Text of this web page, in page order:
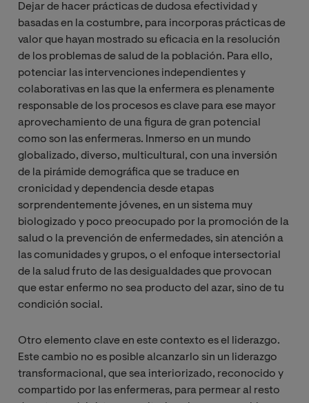
Dejar de hacer prácticas de dudosa efectividad y
basadas en la costumbre, para incorporas prácticas de
valor que hayan mostrado su eficacia en la resolución
de los problemas de salud de la población. Para ello,
potenciar las intervenciones independientes y
colaborativas en las que la enfermera es plenamente
responsable de los procesos es clave para ese mayor
aprovechamiento de una figura de gran potencial
como son las enfermeras. Inmerso en un mundo
globalizado, diverso, multicultural, con una inversión
de la pirámide demográfica que se traduce en
cronicidad y dependencia desde etapas
sorprendentemente jóvenes, en un sistema muy
biologizado y poco preocupado por la promoción de la
salud o la prevención de enfermedades, sin atención a
las comunidades y grupos, o el enfoque intersectorial
de la salud fruto de las desigualdades que provocan
que estar enfermo no sea producto del azar, sino de tu
condición social.
Otro elemento clave en este contexto es el liderazgo.
Este cambio no es posible alcanzarlo sin un liderazgo
transformacional, que sea interiorizado, reconocido y
compartido por las enfermeras, para permear al resto